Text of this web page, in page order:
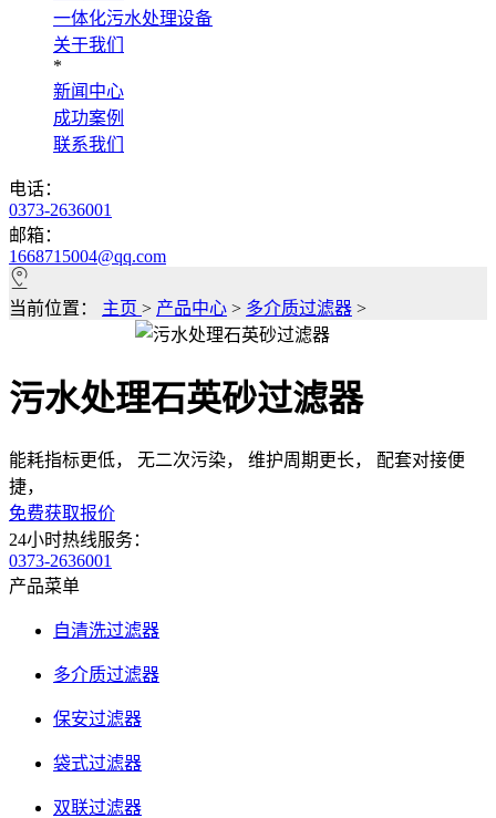
一体化污水处理设备
关于我们
*
新闻中心
成功案例
联系我们
电话：
0373-2636001
邮箱：
1668715004@qq.com
当前位置： 主页 > 产品中心 > 多介质过滤器 >
污水处理石英砂过滤器
能耗指标更低， 无二次污染， 维护周期更长， 配套对接便
捷，
免费获取报价
24小时热线服务：
0373-2636001
产品菜单
自清洗过滤器
多介质过滤器
保安过滤器
袋式过滤器
双联过滤器